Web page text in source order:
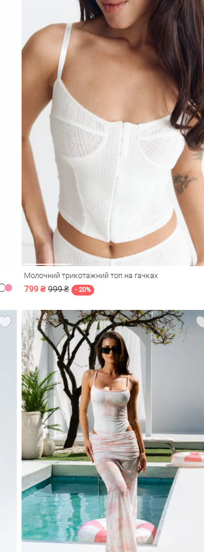
Молочний трикотажний топ на гачках
799 ₴ 999 ₴ - 20%